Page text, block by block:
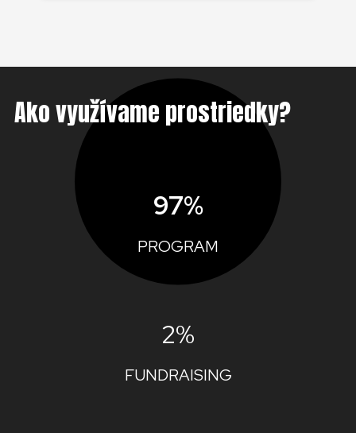
Ako využívame prostriedky?
97%
PROGRAM
2%
FUNDRAISING